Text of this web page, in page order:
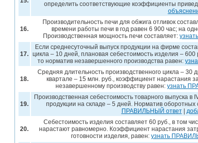
определить соответствующие коэффициенты
16.
Производительность печи для обжига отливок
времени работы печи в год равен 6 900 час; на
Производственная мощность печи составляет:
17.
Если среднесуточный выпуск продукции на фирме
цикла – 10 дней, плановая себестоимость изделия –
то норматив незавершенного производства равен:
18.
Средняя длительность производственного цикла – 30
квартале – 15 млн. руб., коэффициент нарастания
незавершенному производству равен: узнать
19.
Производственная себестоимость товарного выпуска в
продукции на складе – 5 дней. Норматив оборотных
ПРАВИЛЬНЫЙ ответ|
20.
Себестоимость изделия составляет 60 руб., в том
нарастают равномерно. Коэффициент нарастания
готовности изделия, равен: узнать